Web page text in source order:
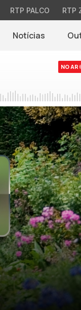
RTP PALCO RTP
Notícias(abre em
NO AR